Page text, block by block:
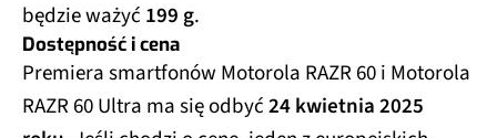
będzie ważyć 199 g.
Dostępność i cena
Premiera smartfonów Motorola RAZR 60 i Motorola
RAZR 60 Ultra ma się odbyć24 kwietnia 2025